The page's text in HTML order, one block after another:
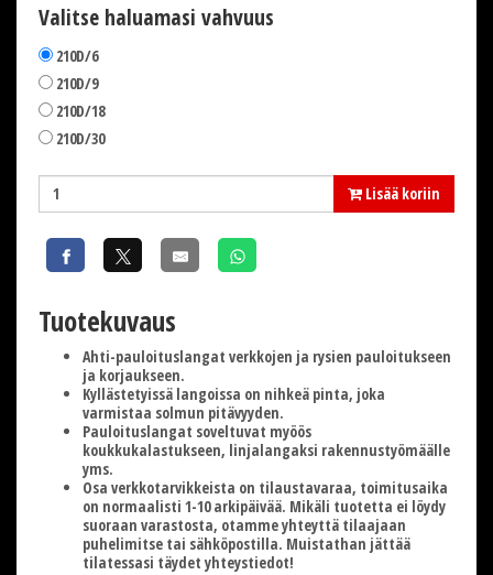
Valitse haluamasi vahvuus
210D/6
210D/9
210D/18
210D/30
Lisää koriin
Tuotekuvaus
Ahti-pauloituslangat verkkojen ja rysien pauloitukseen
ja korjaukseen.
Kyllästetyissä langoissa on nihkeä pinta, joka
varmistaa solmun pitävyyden.
Pauloituslangat soveltuvat myöös
koukkukalastukseen, linjalangaksi rakennustyömäälle
yms.
Osa verkkotarvikkeista on tilaustavaraa, toimitusaika
on normaalisti 1-10 arkipäivää. Mikäli tuotetta ei löydy
suoraan varastosta, otamme yhteyttä tilaajaan
puhelimitse tai sähköpostilla. Muistathan jättää
tilatessasi täydet yhteystiedot!